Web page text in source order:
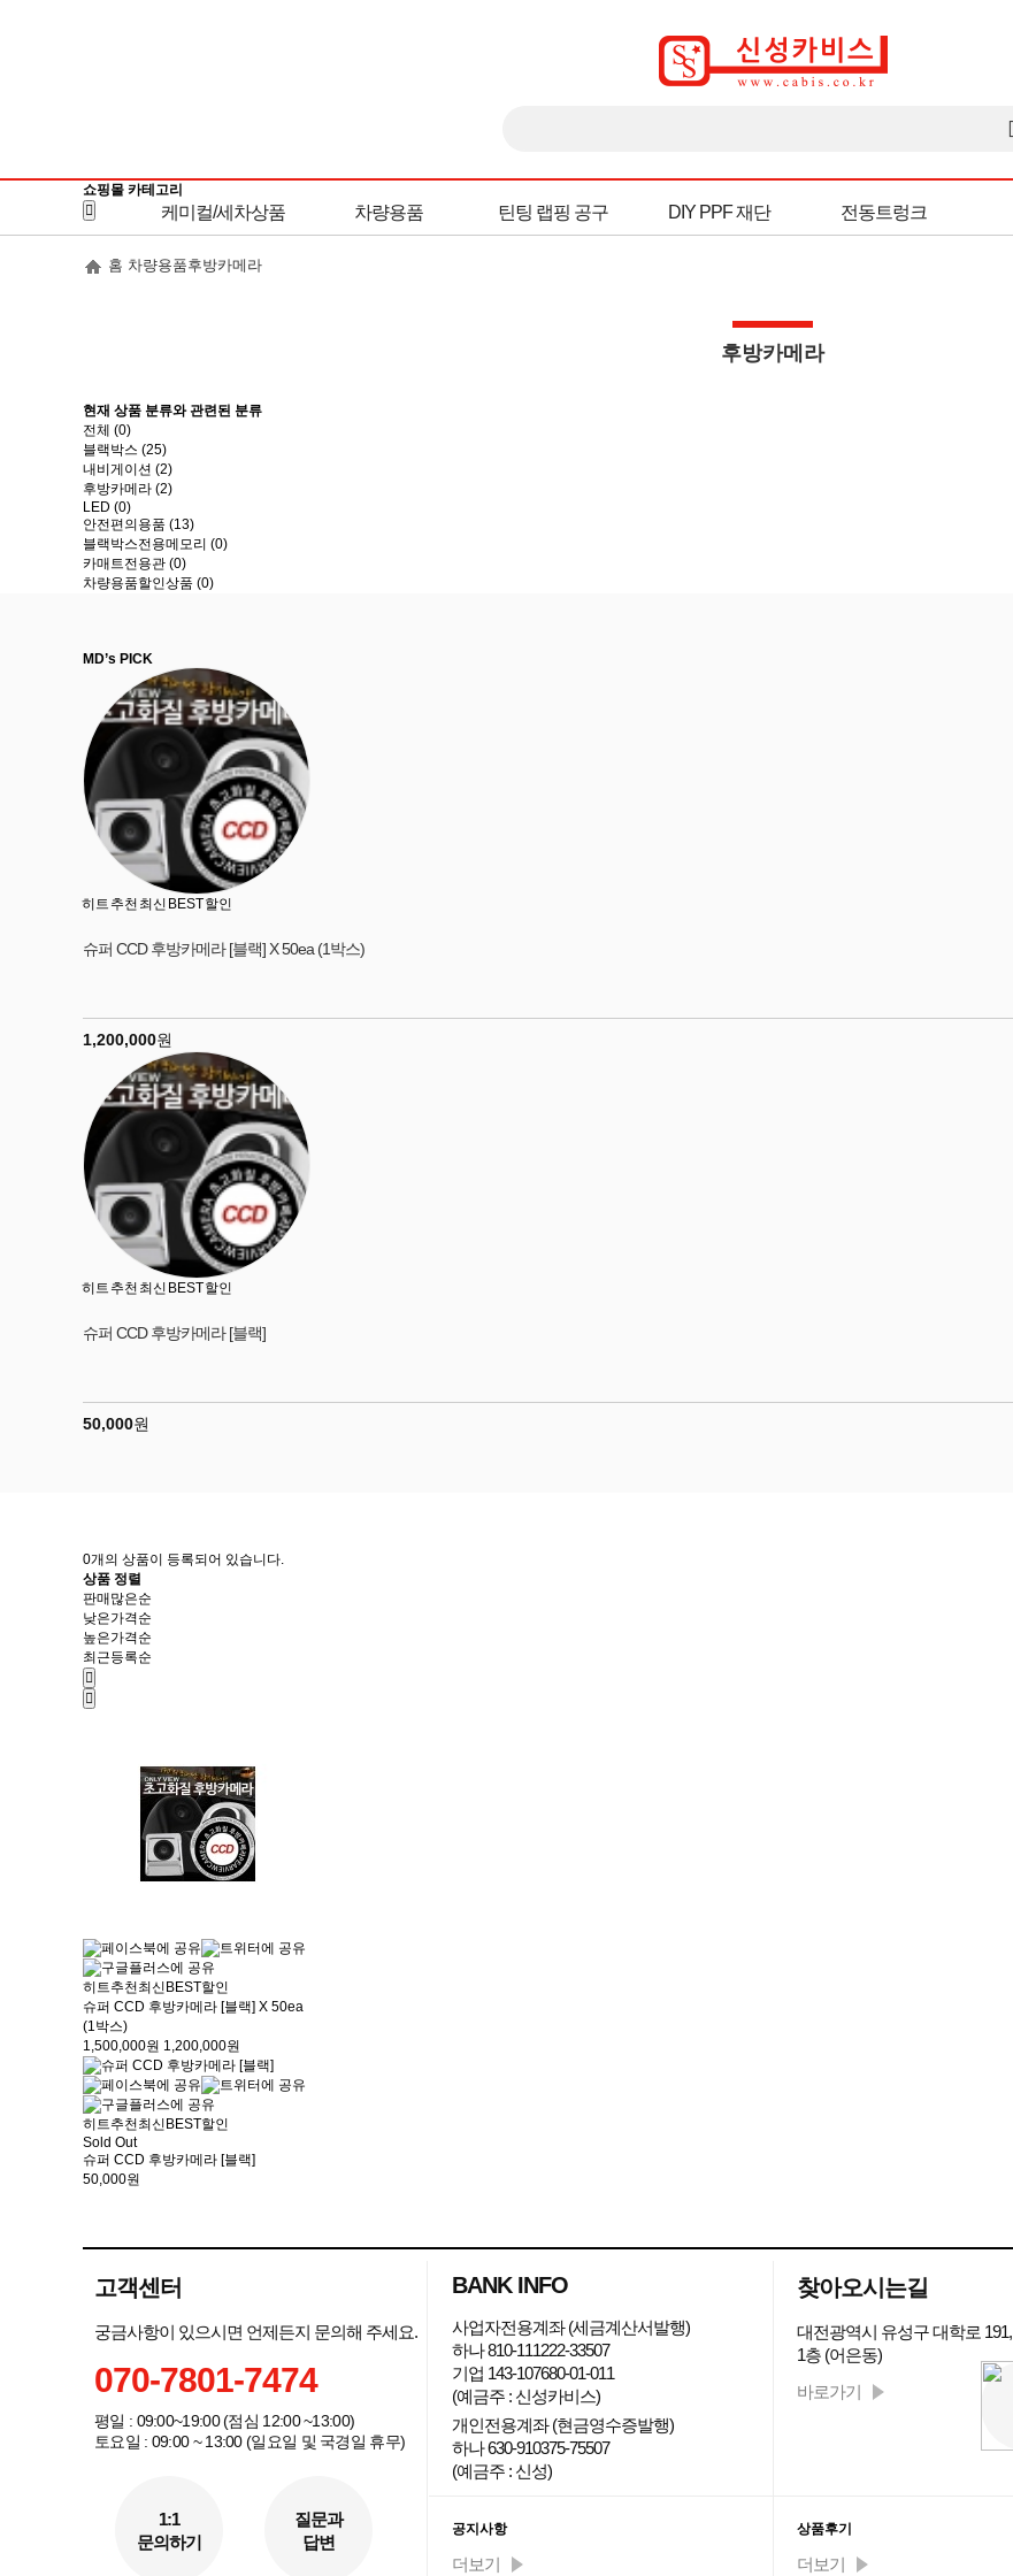
쇼핑몰 카테고리
케미컬/세차상품 차량용품 틴팅 랩핑 공구 DIY PPF 재단 전동트렁크
홈 차량용품후방카메라
후방카메라
현재 상품 분류와 관련된 분류
전체 (0)
블랙박스 (25)
내비게이션 (2)
후방카메라 (2)
LED (0)
안전편의용품 (13)
블랙박스전용메모리 (0)
카매트전용관 (0)
차량용품할인상품 (0)
MD’s PICK
히트 추천 최신 BEST할인
슈퍼 CCD 후방카메라 [블랙] X 50ea (1박스)
1,200,000원
히트 추천 최신 BEST할인
슈퍼 CCD 후방카메라 [블랙]
50,000원
0개의 상품이 등록되어 있습니다.
상품 정렬
판매많은순
낮은가격순
높은가격순
최근등록순
히트추천최신 BEST할인
슈퍼 CCD 후방카메라 [블랙] X 50ea
(1박스)
1,500,000원 1,200,000원
히트추천최신 BEST할인
Sold Out
슈퍼 CCD 후방카메라 [블랙]
50,000원
고객센터
궁금사항이 있으시면 언제든지 문의해 주세요.
070-7801-7474
평일 : 09:00~19:00 (점심 12:00 ~13:00)
토요일 : 09:00 ~ 13:00 (일요일 및 국경일 휴무)
1:1
문의하기
질문과
답변
BANK INFO
사업자전용계좌 (세금계산서발행)
하나 810-111222-33507
기업 143-107680-01-011
(예금주 : 신성카비스)
개인전용계좌 (현금영수증발행)
하나 630-910375-75507
(예금주 : 신성)
찾아오시는길
대전광역시 유성구 대학로 191,
1층 (어은동)
바로가기
커뮤니티 최신글
공지사항
더보기
상품후기
더보기